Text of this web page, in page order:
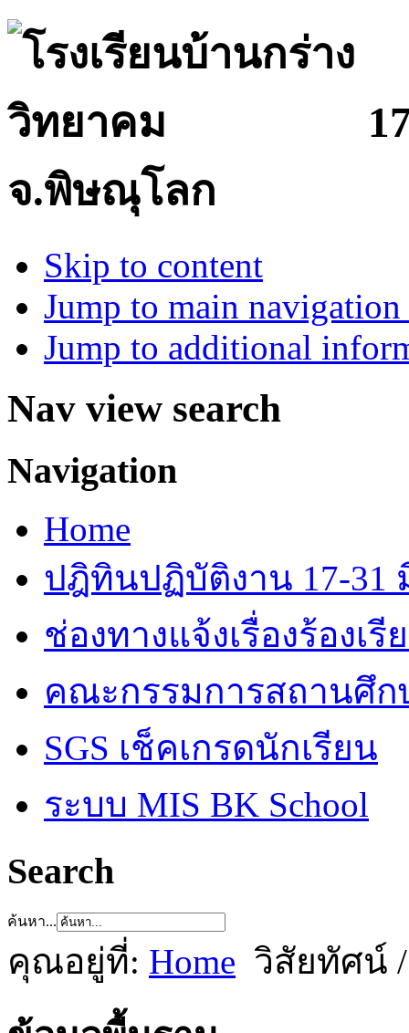
จ.พิษณุโลก
Skip to content
Jump to main
Jump to additional
Nav view search
Navigation
Home
ปฎิทินปฏิบัติงาน 17-31
ช่องทางแจ้งเรื่องร้องเ
คณะกรรมการสถานศึก
SGS เช็คเกรดนักเรียน
ระบบ MIS BK School
Search
ค้นหา...
คุณอยู่ที่: Home วิสัยทัศน์